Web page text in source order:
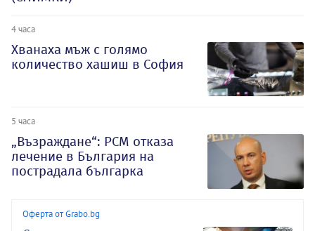
4 часа
Хванаха мъж с голямо
количество хашиш в София
5 часа
„Възраждане“: РСМ отказа
лечение в България на
пострадала българка
Оферта от Grabo.bg